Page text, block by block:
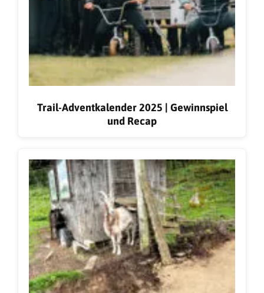
Trail-Adventkalender 2025 | Gewinnspiel
und Recap